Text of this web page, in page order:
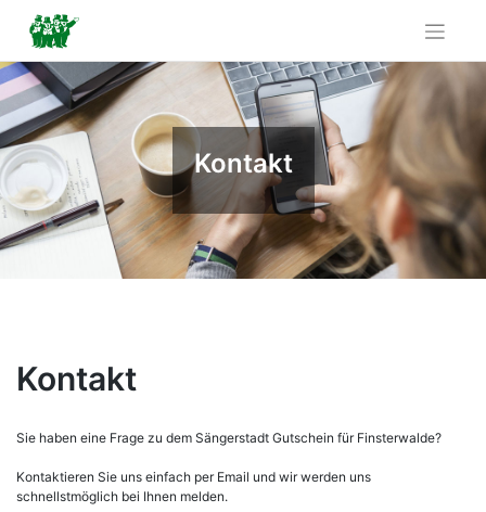
content
Kontakt
Kontakt
Sie haben eine Frage zu dem Sängerstadt Gutschein für Finsterwalde?
Kontaktieren Sie uns einfach per Email und wir werden uns
schnellstmöglich bei Ihnen melden.